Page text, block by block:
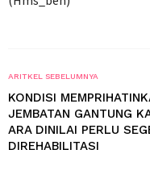
ARITKEL SEBELUMNYA
KONDISI
JEMBATAN GANTUNG
ARA DINILAI PERLU
DIREHABILITASI